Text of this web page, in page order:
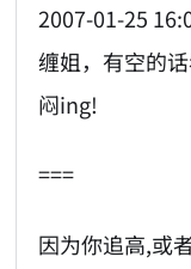
2007-01-25
缠姐，有空的
闷ing!
===
因为你追高,或